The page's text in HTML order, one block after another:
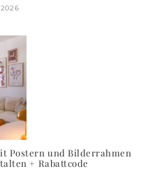
Postern und Bilderrahmen
+ Rabattcode